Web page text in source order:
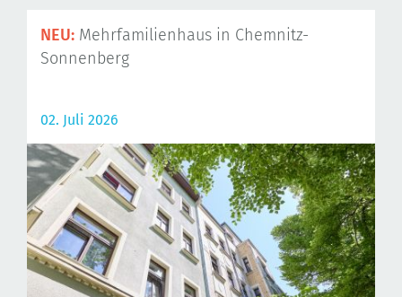
NEU: Mehrfamilienhaus in Chemnitz-
Sonnenberg
02. Juli 2026